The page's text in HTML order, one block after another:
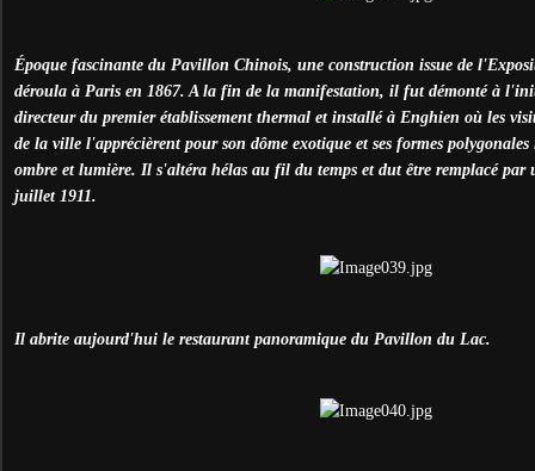
Époque fascinante du Pavillon Chinois, une construction issue de
déroula à Paris en 1867. A la fin de la manifestation, il fut démonté à
directeur du premier établissement thermal et installé à Enghien où les
de la ville l'apprécièrent pour son dôme exotique et ses formes
ombre et lumière. Il s'altéra hélas au fil du temps et dut être remplacé
juillet 1911.
Il abrite aujourd'hui le restaurant panoramique du Pavillon du Lac.